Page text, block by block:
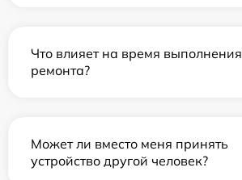
Что влияет на время выполнения
ремонта?
Может ли вместо меня принять
устройство другой человек?